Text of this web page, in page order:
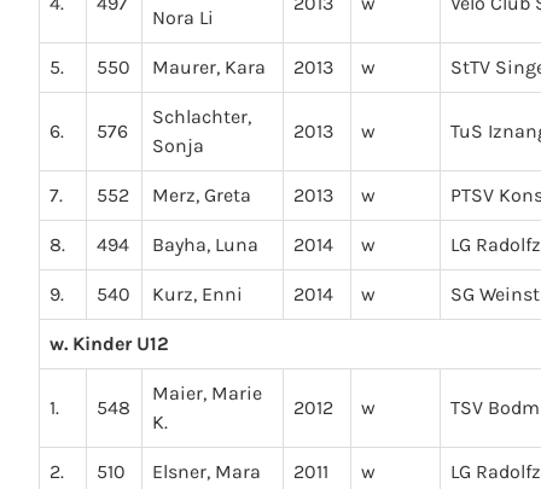
Nora Li
5. 550 Maurer, Kara 2013 w StTV
6. 576
Schlachter,
Sonja
2013 w TuS
7. 552 Merz, Greta 2013 w PTSV
8. 494 Bayha, Luna 2014 w LG
9. 540 Kurz, Enni 2014 w SG
w. Kinder U12
1. 548
Maier, Marie
K.
2012 w TSV
2. 510 Elsner, Mara 2011 w LG